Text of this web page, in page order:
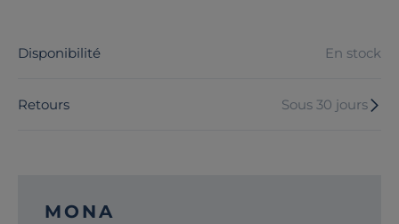
Disponibilité En stock
Retours Sous 30 jours
MONA